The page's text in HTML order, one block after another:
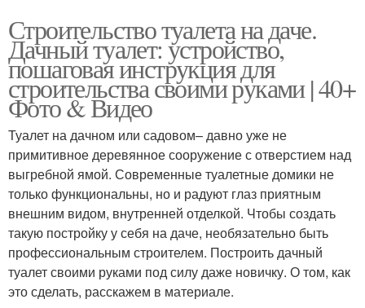
Строительство туалета на даче.
Дачный туалет: устройство,
пошаговая инструкция для
строительства своими руками | 40+
Фото & Видео
Туалет на дачном или садовом– давно уже не
примитивное деревянное сооружение с отверстием над
выгребной ямой. Современные туалетные домики не
только функциональны, но и радуют глаз приятным
внешним видом, внутренней отделкой. Чтобы создать
такую постройку у себя на даче, необязательно быть
профессиональным строителем. Построить дачный
туалет своими руками под силу даже новичку. О том, как
это сделать, расскажем в материале.